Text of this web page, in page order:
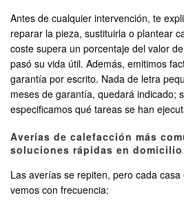
Antes de cualquier intervención, te
reparar la pieza, sustituirla o plantear
coste supera un porcentaje del valor
pasó su vida útil. Además, emitimos
garantía por escrito. Nada de letra
meses de garantía, quedará indicado;
especificamos qué tareas se han
Averías de calefacción más
soluciones rápidas en domicilio
Las averías se repiten, pero cada
vemos con frecuencia: